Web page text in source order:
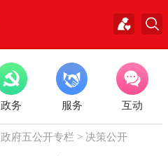
政务 服务 互动
政府五公开专栏 > 决策公开